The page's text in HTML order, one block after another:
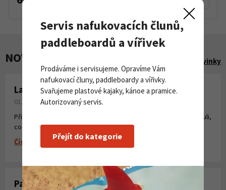
NOVINKY A AKCE Zobrazit všechny novinky
Laminování pryskyřicí a tkaninou
01. 08. 2026
Připravili jsme pro Vás krátké instruktážní video, kde jsme shrnuli,
co všechno potřebujete k laminování, vytvoření sklolaminátu.
Číst více
Paddleboardy Viking nově v naší nabídce
Servis nafukovacích člunů,
paddleboardů a vířivek
Prodáváme i servisujeme. Opravíme Vám
nafukovací čluny, paddleboardy a vířivky.
Svařujeme plastové kajaky, kánoe a pramice.
Autorizovaný servis.
Přejít do kategorie